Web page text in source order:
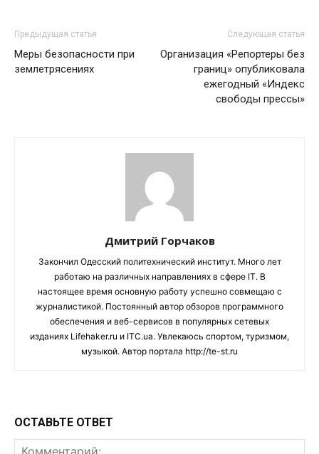
Предыдущая статья
Меры безопасности при
землетрясениях
Следующая статья
Организация «Репортеры без
границ» опубликовала
ежегодный «Индекс
свободы прессы»
Дмитрий Горчаков
Закончил Одесский политехнический институт. Много лет
работаю на различных направлениях в сфере IT. В
настоящее время основную работу успешно совмещаю с
журналистикой. Постоянный автор обзоров программного
обеспечения и веб-сервисов в популярных сетевых
изданиях Lifehaker.ru и ITC.ua. Увлекаюсь спортом, туризмом,
музыкой. Автор портала http://te-st.ru
ОСТАВЬТЕ ОТВЕТ